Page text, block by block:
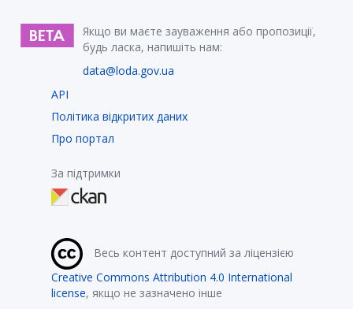
Якщо ви маєте зауваження або пропозиції,
будь ласка, напишіть нам:
data@loda.gov.ua
API
Політика відкритих даних
Про портал
За підтримки
Весь контент доступний за ліцензією
Creative Commons Attribution 4.0 International
license, якщо не зазначено інше